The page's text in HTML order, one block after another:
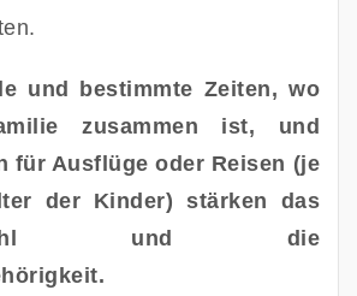
und bestimmte Zeiten, wo
zusammen ist, und
für Ausflüge oder Reisen (je
der Kinder) stärken das
und die